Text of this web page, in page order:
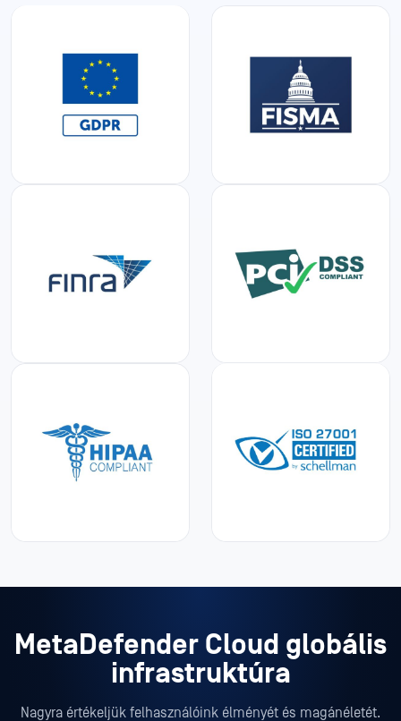
MetaDefender Cloud globális
infrastruktúra
Nagyra értékeljük felhasználóink élményét és magánéletét.